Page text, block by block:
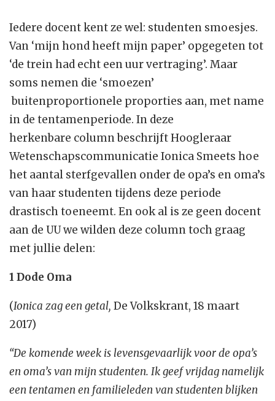
Iedere docent kent ze wel: studenten smoesjes.
Van ‘mijn hond heeft mijn paper’ opgegeten tot
‘de trein had echt een uur vertraging’. Maar
soms nemen die ‘smoezen’
buitenproportionele proporties aan, met name
in de tentamenperiode. In deze
herkenbare column beschrijft Hoogleraar
Wetenschapscommunicatie Ionica Smeets hoe
het aantal sterfgevallen onder de opa’s en oma’s
van haar studenten tijdens deze periode
drastisch toeneemt. En ook al is ze geen docent
aan de UU we wilden deze column toch graag
met jullie delen:
1 Dode Oma
(Ionica zag een getal, De Volkskrant, 18 maart
2017)
“De komende week is levensgevaarlijk voor de opa’s
en oma’s van mijn studenten. Ik geef vrijdag namelijk
een tentamen en familieleden van studenten blijken